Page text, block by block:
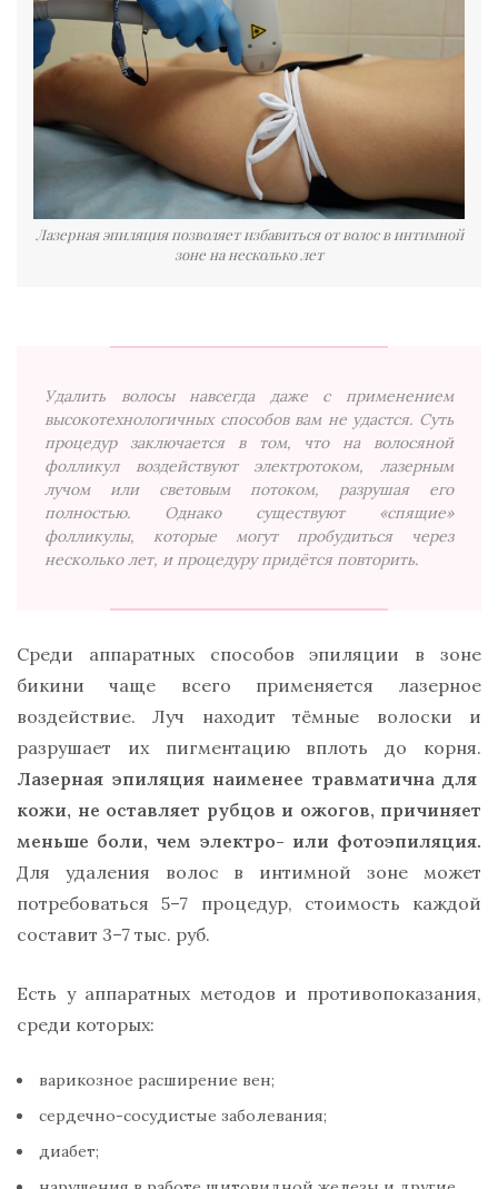
Лазерная эпиляция позволяет избавиться от волос в интимной
зоне на несколько лет
Удалить волосы навсегда даже с применением
высокотехнологичных способов вам не удастся. Суть
процедур заключается в том, что на волосяной
фолликул воздействуют электротоком, лазерным
лучом или световым потоком, разрушая его
полностью. Однако существуют «спящие»
фолликулы, которые могут пробудиться через
несколько лет, и процедуру придётся повторить.
Среди аппаратных способов эпиляции в зоне
бикини чаще всего применяется лазерное
воздействие. Луч находит тёмные волоски и
разрушает их пигментацию вплоть до корня.
Лазерная эпиляция наименее травматична для
кожи, не оставляет рубцов и ожогов, причиняет
меньше боли, чем электро- или фотоэпиляция.
Для удаления волос в интимной зоне может
потребоваться 5–7 процедур, стоимость каждой
составит 3–7 тыс. руб.
Есть у аппаратных методов и противопоказания,
среди которых:
варикозное расширение вен;
сердечно-сосудистые заболевания;
диабет;